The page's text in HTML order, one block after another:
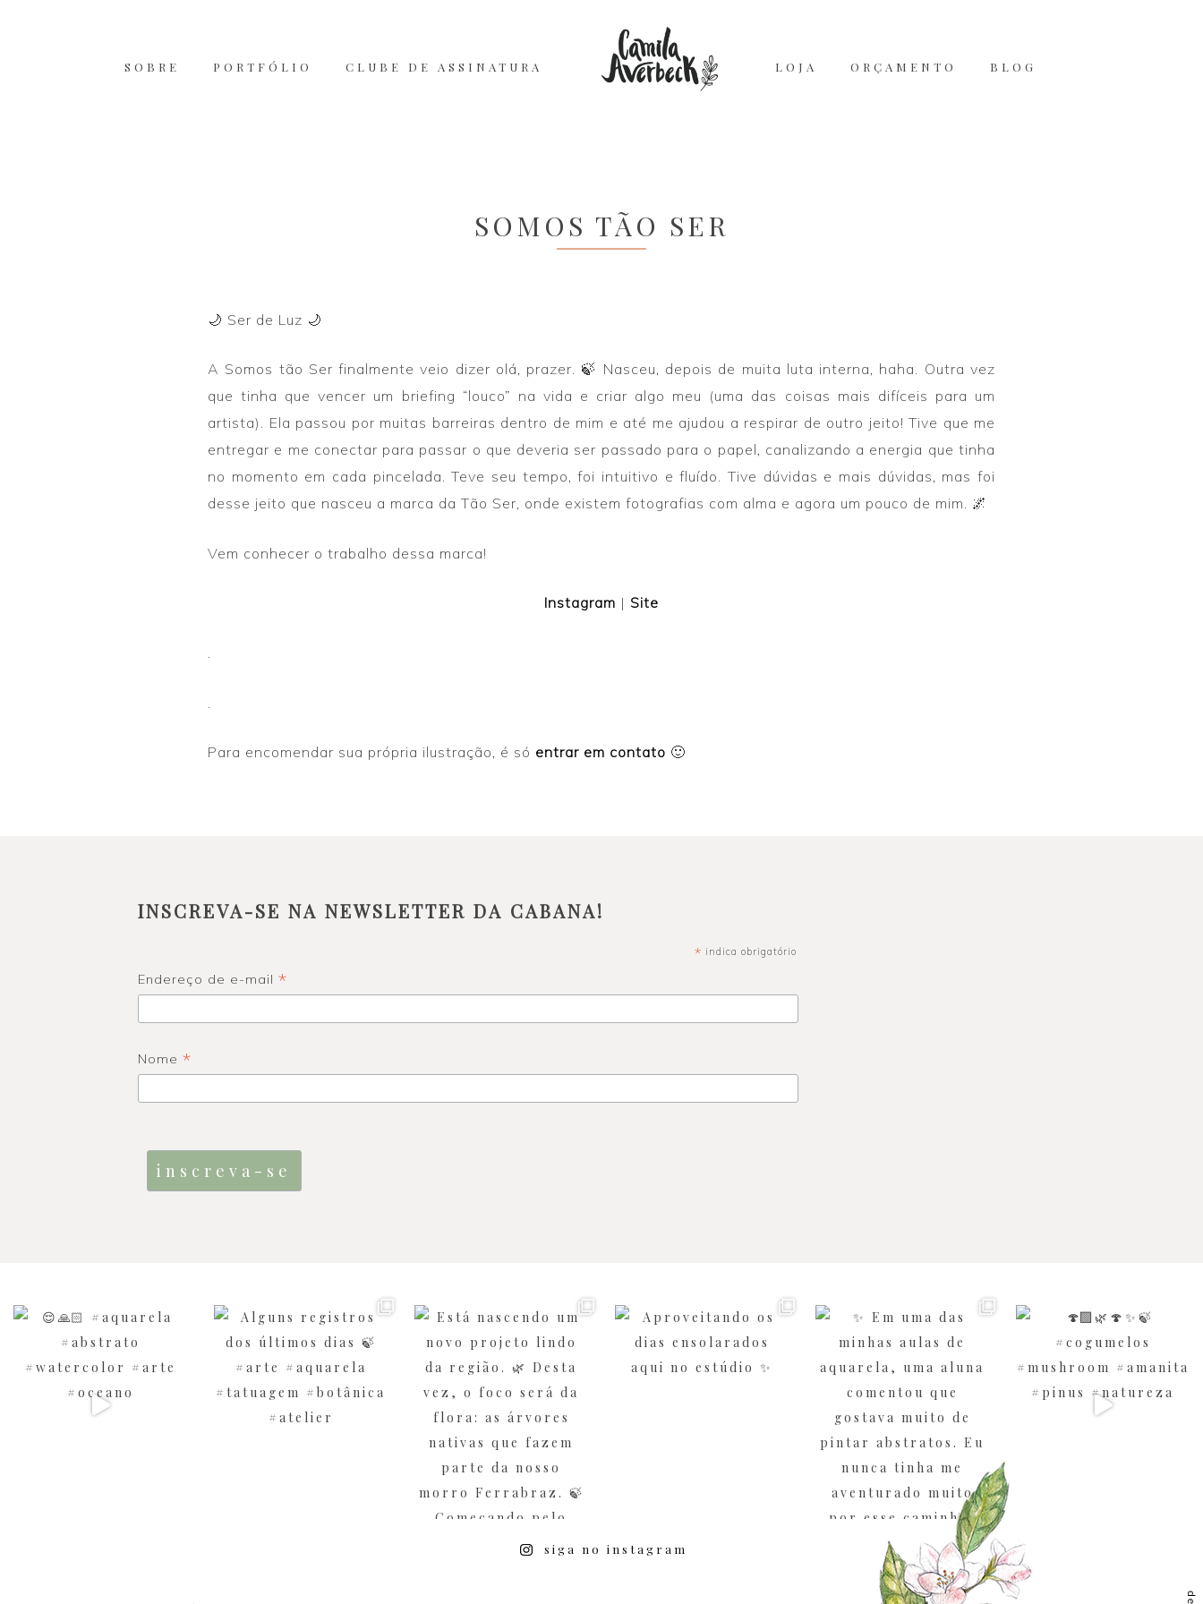
SOBRE PORTFÓLIO CLUBE DE ASSINATURA LOJA ORÇAMENTO BLOG
SOMOS TÃO SER
🌙 Ser de Luz 🌙
A Somos tão Ser finalmente veio dizer olá, prazer. 🍃 Nasceu, depois de muita luta interna, haha. Outra vez
que tinha que vencer um briefing “louco” na vida e criar algo meu (uma das coisas mais difíceis para um
artista). Ela passou por muitas barreiras dentro de mim e até me ajudou a respirar de outro jeito! Tive que me
entregar e me conectar para passar o que deveria ser passado para o papel, canalizando a energia que tinha
no momento em cada pincelada. Teve seu tempo, foi intuitivo e fluído. Tive dúvidas e mais dúvidas, mas foi
desse jeito que nasceu a marca da Tão Ser, onde existem fotografias com alma e agora um pouco de mim. 🌌
Vem conhecer o trabalho dessa marca!
Instagram | Site
Para encomendar sua própria ilustração, é só entrar em contato 🙂
INSCREVA-SE NA NEWSLETTER DA CABANA!
* indica obrigatório
Endereço de e-mail*
Nome*
siga no instagram